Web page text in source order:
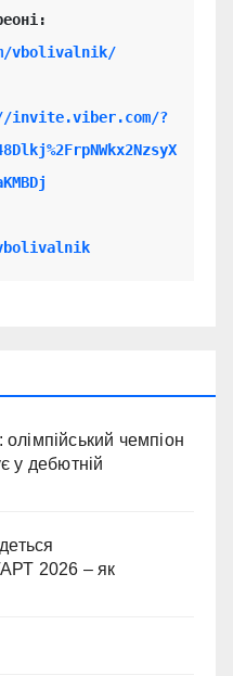
vbolivalnik/
invite.viber.com/?
чемпіон
у дебютній
2026 – як